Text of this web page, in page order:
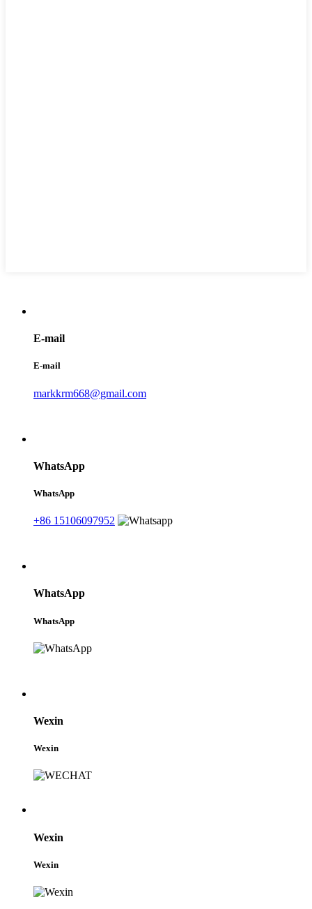
E-mail
E-mail
markkrm668@gmail.com
WhatsApp
WhatsApp
+86 15106097952
WhatsApp
WhatsApp
Wexin
Wexin
Wexin
Wexin